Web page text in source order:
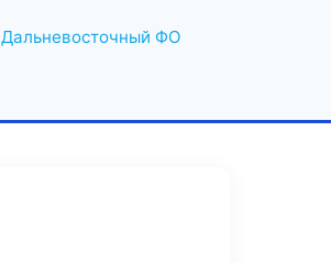
Дальневосточный ФО